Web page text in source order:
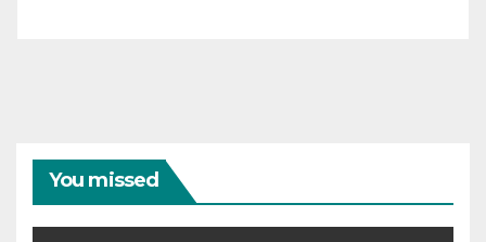
You missed